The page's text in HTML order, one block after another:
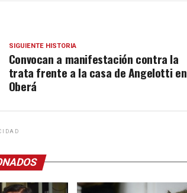
SIGUIENTE HISTORIA
Convocan a manifestación contra la
trata frente a la casa de Angelotti en
Oberá